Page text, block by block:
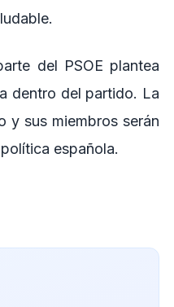
del PSOE plantea
dentro del partido. La
y sus miembros serán
española.